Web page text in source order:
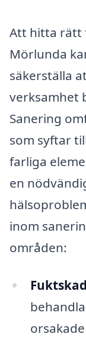
Att hitta rätt
Mörlunda
säkerställa
verksamhet
Sanering
som syftar
farliga
en
inom
områden: